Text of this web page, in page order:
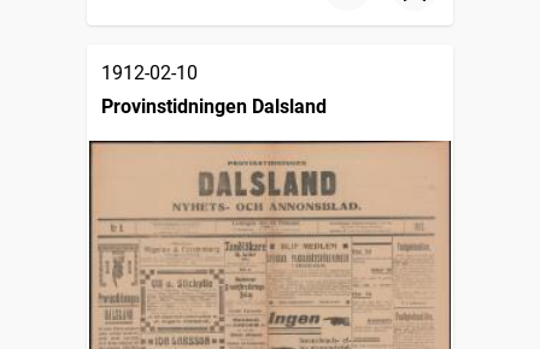
1912-02-10
Provinstidningen Dalsland